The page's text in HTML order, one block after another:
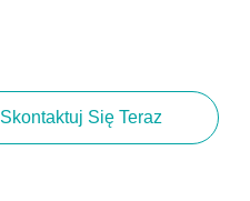
Skontaktuj Się Teraz